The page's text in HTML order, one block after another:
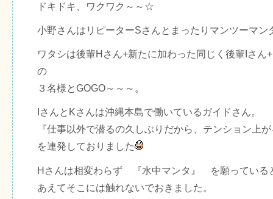
ドキドキ、ワクワク～～☆
小野さんはリピーターSさんとまったりマンツーマ
ワタシは後輩Hさん+新たに加わった同じく後輩Iさん
の
３名様とGOGO～～～。
IさんとKさんは沖縄本島で働いているガイドさん。
『仕事以外で潜るの久しぶりだから、テンション上
を連発しておりました
Hさんは相変わらず 『水中マンタ』 を願っている
あえてそこには触れないでおきました。